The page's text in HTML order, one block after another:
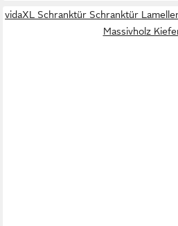
vidaXL Schranktür Schranktür
Massivholz